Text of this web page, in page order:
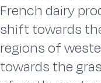
French dairy
shift towards
regions of
towards the